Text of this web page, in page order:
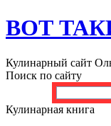
ВОТ
Кулинарный сайт
Поиск по сайту
Кулинарная книга